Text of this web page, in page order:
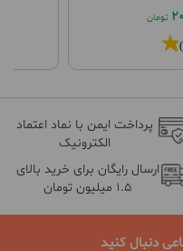
تومان
پرداخت ایمن با نماد اعتماد
الکترونیک
ارسال رایگان برای خرید بالای
1.5 میلیون تومان
دنبال کنید